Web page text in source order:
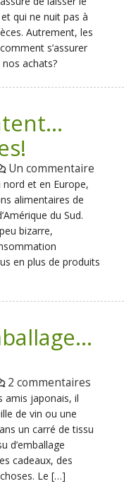
qui ne nuit pas à
Autrement, les
s’assurer
achats?
Un commentaire
et en Europe,
alimentaires de
du Sud.
bizarre,
en plus de produits
2 commentaires
amis japonais, il
de vin ou une
un carré de tissu
d’emballage
cadeaux, des
Le […]